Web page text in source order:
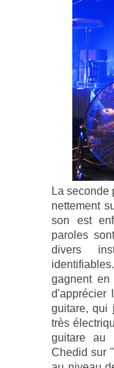
La seconde
nettement
son est
paroles
divers
gagnent
d'apprécier
guitare, qui
très
guitare au
Chedid sur